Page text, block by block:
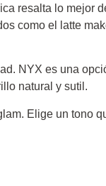
resalta lo mejor
como el latte
NYX es una
natural y sutil.
Elige un tono